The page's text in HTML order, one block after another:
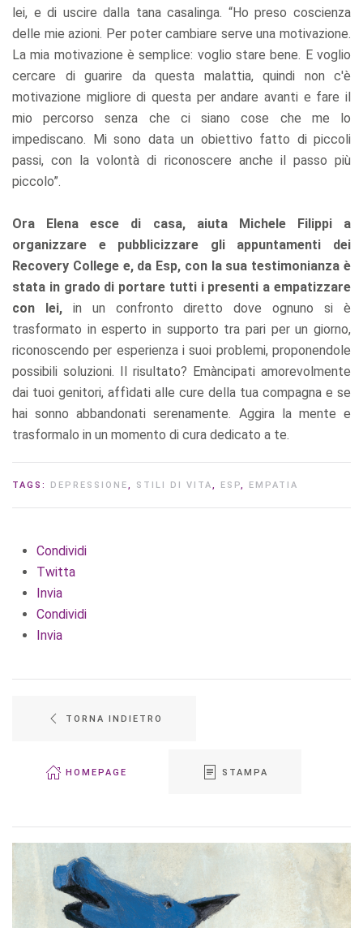
lei, e di uscire dalla tana casalinga. “Ho preso coscienza
delle mie azioni. Per poter cambiare serve una motivazione.
La mia motivazione è semplice: voglio stare bene. E voglio
cercare di guarire da questa malattia, quindi non c'è
motivazione migliore di questa per andare avanti e fare il
mio percorso senza che ci siano cose che me lo
impediscano. Mi sono data un obiettivo fatto di piccoli
passi, con la volontà di riconoscere anche il passo più
piccolo”.
Ora Elena esce di casa, aiuta Michele Filippi a
organizzare e pubblicizzare gli appuntamenti dei
Recovery College e, da Esp, con la sua testimonianza è
stata in grado di portare tutti i presenti a empatizzare
con lei,in un confronto diretto dove ognuno si è
trasformato in esperto in supporto tra pari per un giorno,
riconoscendo per esperienza i suoi problemi, proponendole
possibili soluzioni. Il risultato? Emàncipati amorevolmente
dai tuoi genitori, affìdati alle cure della tua compagna e se
hai sonno abbandonati serenamente. Aggira la mente e
trasformalo in un momento di cura dedicato a te.
TAGS: DEPRESSIONE, STILI DI VITA, ESP, EMPATIA
Condividi
Twitta
Invia
Condividi
Invia
TORNA INDIETRO
HOMEPAGE STAMPA